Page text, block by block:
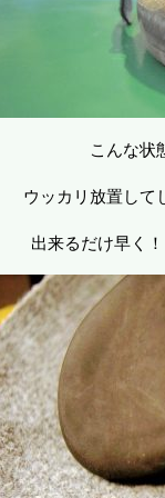
こんな状
ウッカリ放置し
出来るだけ早く